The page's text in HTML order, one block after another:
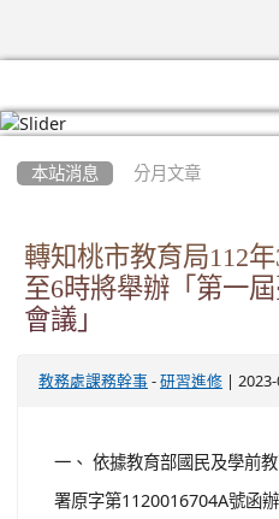
本站消息 分月文章
轉知桃市教育局112
至6時將舉辦「第一
會議」
教務處課務幹事 - 研習進修 |
一、 依據教育部國民及學前
署原字第1120016704A號函辦